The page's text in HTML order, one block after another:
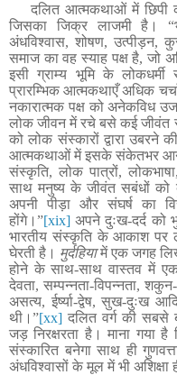
दलित आत्मकथाओं में छिपी
जिसका जिक्र लाजमी है ।
अंधविश्वास, शोषण, उत्पीड़न,
समाज का वह स्याह पक्ष है, जो
इसी ग्राम्य भूमि के
प्रारम्भिक आत्मकथाएँ अधिक
नकारात्मक पक्ष को अनेकविध
लोक जीवन में रचे बसे कई जीवंत
को लोक संस्कारों द्वारा उबरने
आत्मकथाओं में इसके संकेतभर आने
संस्कृति, लोक पात्रों,
साथ मनुष्य के जीवंत सबंधों को
अपनी पीड़ा और संघर्ष का
होंगे।”[xix] अपने दुःख-दर्द को
भारतीय संस्कृति के आकाश पर
घेरती है। मुर्दहियामें एक जगह
होने के साथ-साथ वास्तव में
देवता, सम्पन्नता-विपन्नता,
असत्य, ईर्ष्या-द्वेष, सुख-दुःख
थी।”[xx] दलित वर्ग की सबसे
जड़ निरक्षरता है। माना गया
संस्कारित बनेगा साथ ही
अंधविश्वासों के मूल में भी अशिक्षा